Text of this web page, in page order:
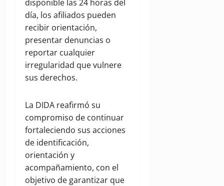
disponible las 24 horas del
día, los afiliados pueden
recibir orientación,
presentar denuncias o
reportar cualquier
irregularidad que vulnere
sus derechos.
La DIDA reafirmó su
compromiso de continuar
fortaleciendo sus acciones
de identificación,
orientación y
acompañamiento, con el
objetivo de garantizar que